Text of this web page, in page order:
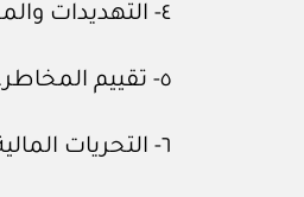
٤- التهديدات والمخاطر الناشئة عن جرائم الإرهاب وتمويله، والتحديات ذات الصلة بها.
٥- تقييم المخاطر.
٦- التحريات المالية.